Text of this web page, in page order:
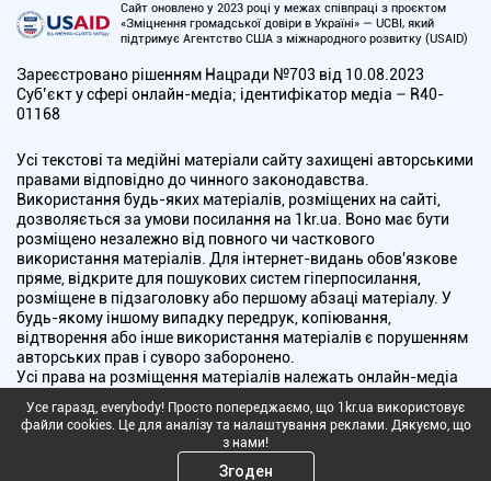
Сайт оновлено у 2023 році у межах співпраці з проєктом
«Зміцнення громадської довіри в Україні» — UCBI, який
підтримує Агентство США з міжнародного розвитку (USAID)
Зареєстровано рішенням Нацради №703 від 10.08.2023
Cуб’єкт у сфері онлайн-медіа; ідентифікатор медіа – R40-
01168
Усі текстові та медійні матеріали сайту захищені авторськими
правами відповідно до чинного законодавства.
Використання будь-яких матеріалів, розміщених на сайті,
дозволяється за умови посилання на 1kr.ua. Воно має бути
розміщено незалежно від повного чи часткового
використання матеріалів. Для інтернет-видань обов'язкове
пряме, відкрите для пошукових систем гіперпосилання,
розміщене в підзаголовку або першому абзаці матеріалу. У
будь-якому іншому випадку передрук, копіювання,
відтворення або інше використання матеріалів є порушенням
авторських прав і суворо заборонено.
Усі права на розміщення матеріалів належать онлайн-медіа
радою України з питань телебачення і радіомовлення.
Copyright © 2010 - 2026 Всі права захищені
Усе гаразд, everybody! Просто попереджаємо, що 1kr.ua використовує
файли cookies. Це для аналізу та налаштування реклами. Дякуємо, що
з нами!
Згоден